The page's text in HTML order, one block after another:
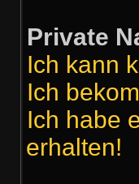
Private
Ich kann
Ich
Ich habe
erhalten!